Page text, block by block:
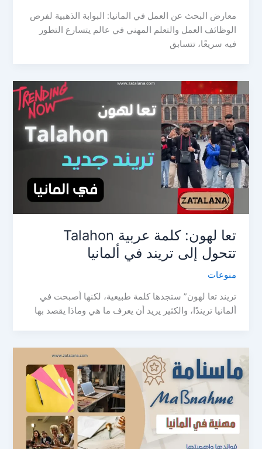
معارض البحث عن العمل في المانيا: البوابة الذهبية لفرص
الوظائف العمل والتعلم المهني في عالم يتسارع التطور
فيه سريعًا، تتسابق
تعا لهون: كلمة عربية Talahon
تتحول إلى تريند في ألمانيا
منوعات
تريند تعا لهون” ستجدها كلمة طبيعية، لكنها أصبحت في
ألمانيا تريندًا، والكثير يريد أن يعرف ما هي وماذا يقصد بها